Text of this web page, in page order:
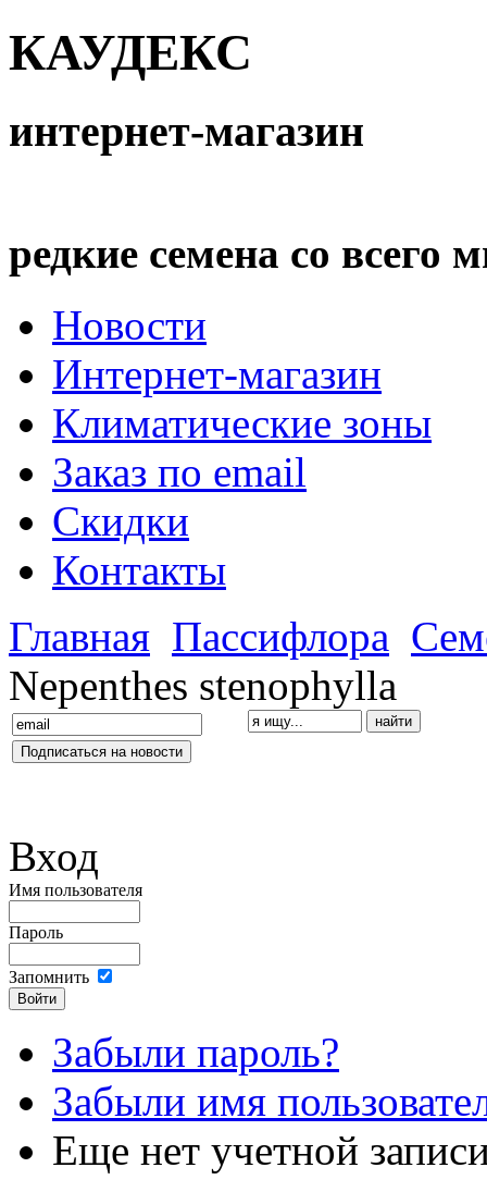
КАУДЕКС
интернет-магазин
редкие семена со всего
Новости
Интернет-магазин
Климатические зоны
Заказ по email
Скидки
Контакты
Главная Пассифлора
Nepenthes stenophylla
Вход
Имя пользователя
Пароль
Запомнить
Забыли пароль?
Забыли имя
Еще нет учетной